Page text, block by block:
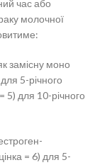
час або
молочної
замісну моно
5-річного
5) для 10-річного
= 6) для 5-